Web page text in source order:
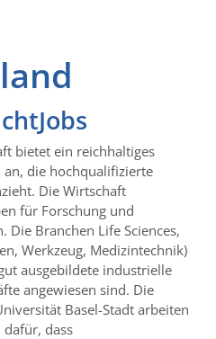
bietet ein reichhaltiges
die hochqualifizierte
Die Wirtschaft
für Forschung und
Die Branchen Life Sciences,
Werkzeug, Medizintechnik)
ausgebildete industrielle
angewiesen sind. Die
Basel-Stadt arbeiten
dafür, dass